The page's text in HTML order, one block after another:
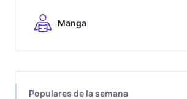
Manga
Populares de la semana